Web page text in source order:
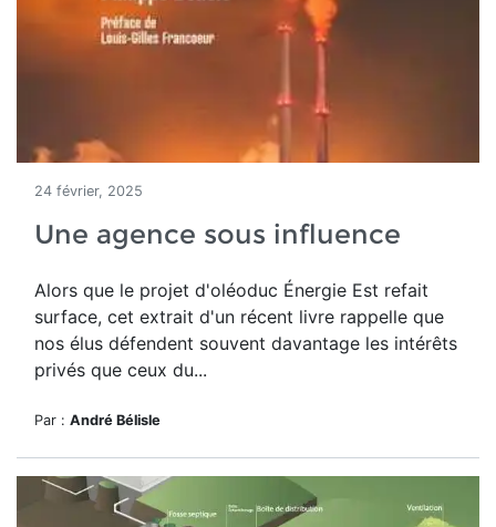
24 février, 2025
Une agence sous influence
Alors que le projet d'oléoduc Énergie Est refait
surface, cet extrait d'un récent livre rappelle que
nos élus défendent souvent davantage les intérêts
privés que ceux du...
Par : André Bélisle